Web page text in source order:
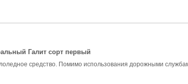
Галит сорт первый
средство. Помимо использования дорожными